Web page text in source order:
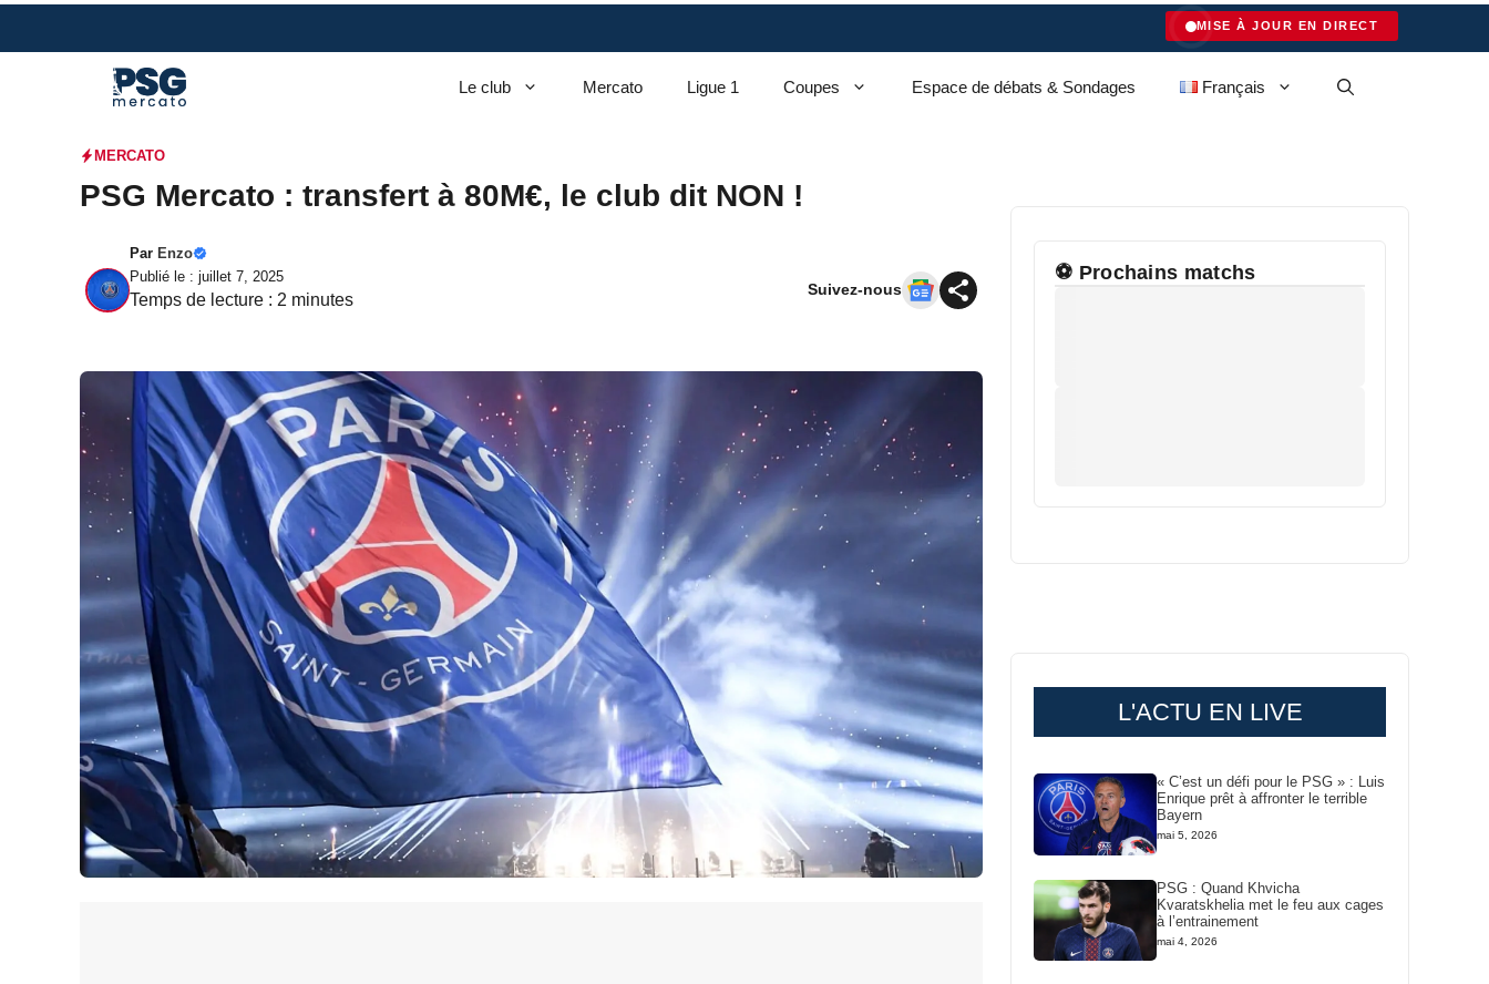
MISE À JOUR EN DIRECT
Le club Mercato Ligue 1 Coupes Espace de débats & Sondages Français
MERCATO
PSG Mercato : transfert à 80M€, le club dit NON !
Par Enzo
Publié le : juillet 7, 2025
Temps de lecture : 2 minutes
Suivez-nous
⚽ Prochains matchs
L'ACTU EN LIVE
« C’est un défi pour le PSG » : Luis
Enrique prêt à affronter le terrible
Bayern
mai 5, 2026
PSG : Quand Khvicha
Kvaratskhelia met le feu aux cages
à l’entrainement
mai 4, 2026